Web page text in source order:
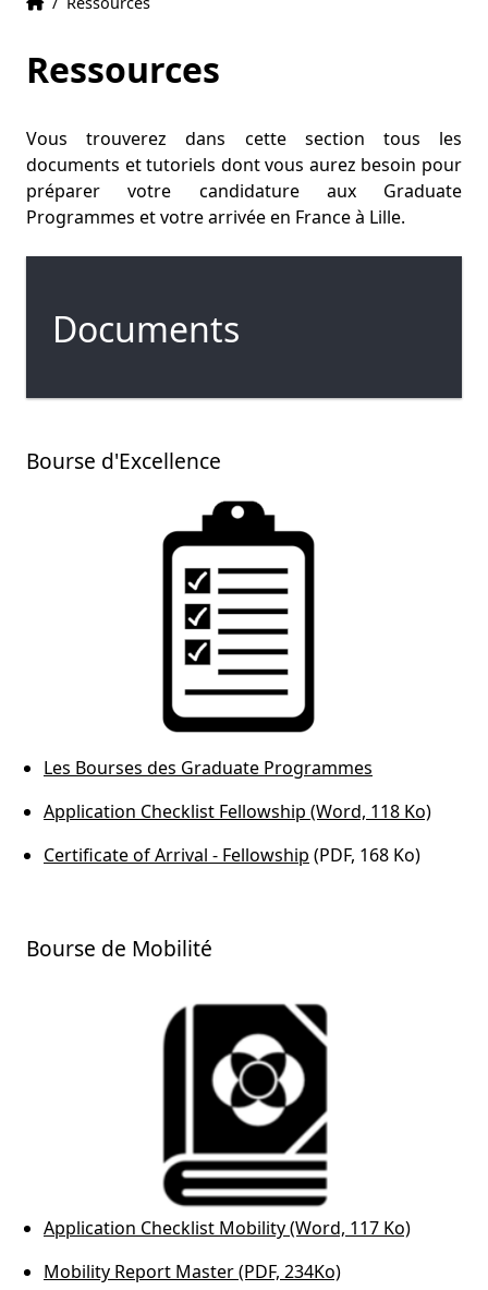
Ressources
Vous trouverez dans cette section tous les
documents et tutoriels dont vous aurez besoin pour
préparer votre candidature aux Graduate
Programmes et votre arrivée en France à Lille.
Documents
Bourse d'Excellence
Les Bourses des Graduate Programmes
Application Checklist Fellowship (Word, 118 Ko)
Certificate of Arrival - Fellowship (PDF, 168 Ko)
Bourse de Mobilité
Application Checklist Mobility (Word, 117 Ko)
Mobility Report Master (PDF, 234Ko)